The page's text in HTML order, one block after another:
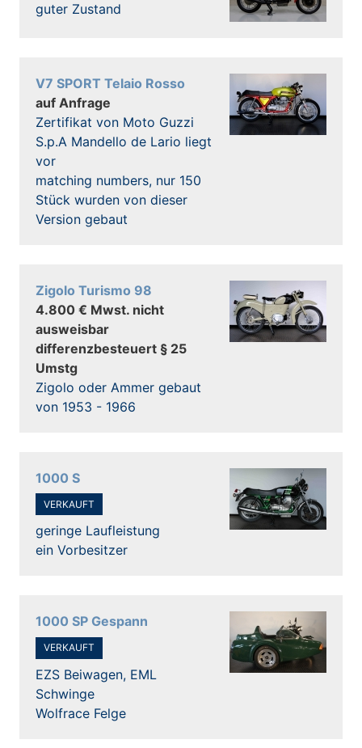
guter Zustand
V7 SPORT Telaio Rosso
auf Anfrage
Zertifikat von Moto Guzzi
S.p.A Mandello de Lario liegt
vor
matching numbers, nur 150
Stück wurden von dieser
Version gebaut
Zigolo Turismo 98
4.800 € Mwst. nicht
ausweisbar
differenzbesteuert § 25
Umstg
Zigolo oder Ammer gebaut
von 1953 - 1966
1000 S
VERKAUFT
geringe Laufleistung
ein Vorbesitzer
1000 SP Gespann
VERKAUFT
EZS Beiwagen, EML
Schwinge
Wolfrace Felge